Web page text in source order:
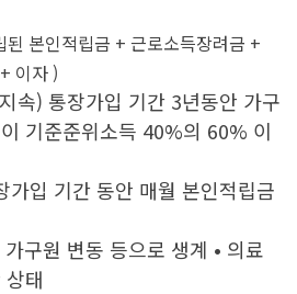
된 본인적립금 + 근로소득장려금 +
이자 )
속) 통장가입 기간 3년동안 가구
기준준위소득 40%의 60% 이
입 기간 동안 매월 본인적립금
구원 변동 등으로 생계 • 의료
태